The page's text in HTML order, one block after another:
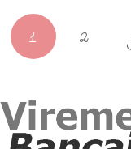
Pagination
des1 2